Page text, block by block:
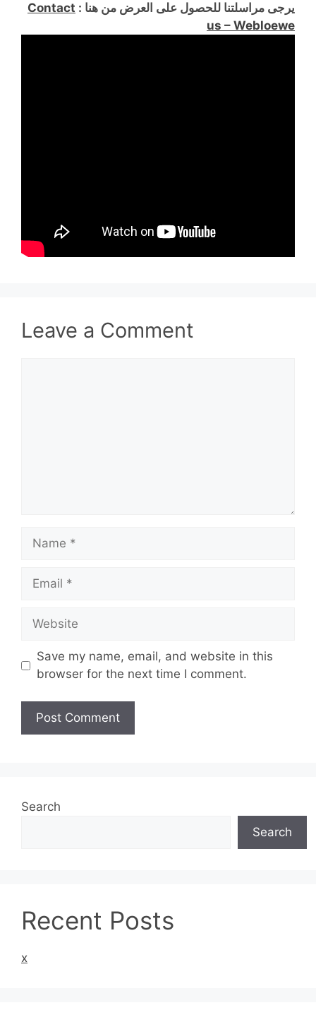
يرجى مراسلتنا للحصول على العرض من هنا : Contact
us – Webloewe
Leave a Comment
Name
Email
Website
Save my name, email, and website in this
browser for the next time I comment.
Search
Search
Recent Posts
x